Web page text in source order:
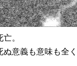
。
ぬ意義も意味も全